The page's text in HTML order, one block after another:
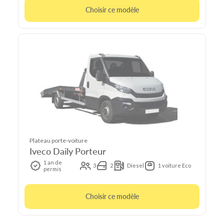
Choisir ce modèle
Plateau porte-voiture
Iveco Daily Porteur
1 an de
permis
3 2 Diesel 1 voiture Eco
Choisir ce modèle